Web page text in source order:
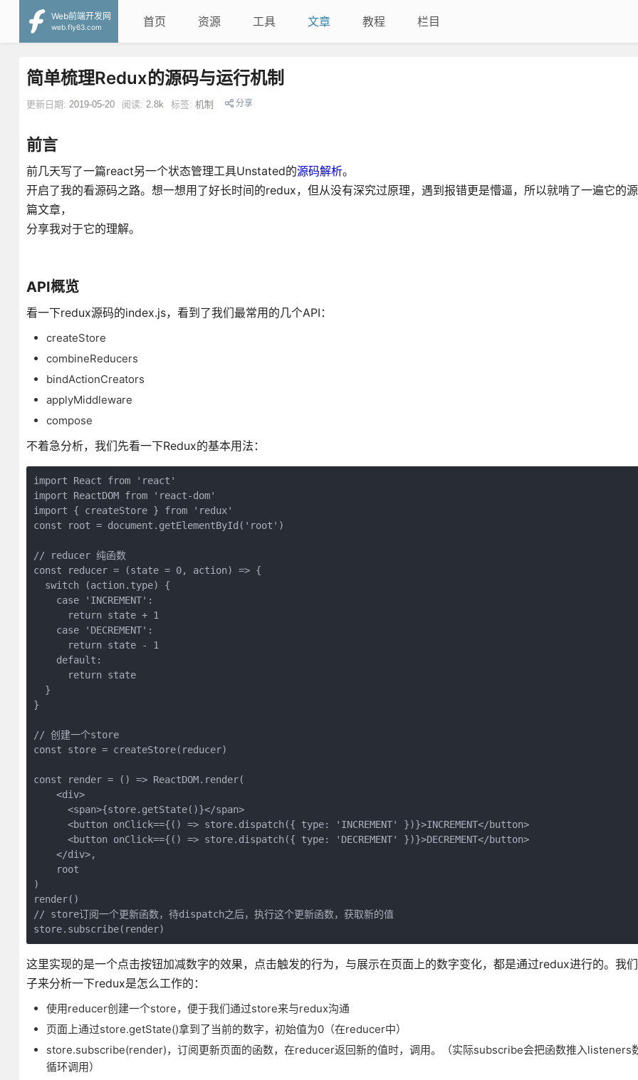
Web前端开发网
web.fly63.com
首页 资源 工具 文章 教程 栏目
简单梳理Redux的源码与运行机制
更新日期: 2019-05-20 阅读: 2.8k 标签: 机制 分享
前言
前几天写了一篇react另一个状态管理工具Unstated的源码解析。
开启了我的看源码之路。想一想用了好长时间的redux，但从没有深究过原理，遇到报错更是懵逼，所以就啃了一遍它的
篇文章，
分享我对于它的理解。
API概览
看一下redux源码的index.js，看到了我们最常用的几个API：
createStore
combineReducers
bindActionCreators
applyMiddleware
compose
不着急分析，我们先看一下Redux的基本用法：
import React from 'react'
import ReactDOM from 'react-dom'
import { createStore } from 'redux'
const root = document.getElementById('root')
// reducer 纯函数
const reducer = (state = 0, action) => {
  switch (action.type) {
    case 'INCREMENT':
      return state + 1
    case 'DECREMENT':
      return state - 1
    default:
      return state
  }
}
// 创建一个store
const store = createStore(reducer)
const render = () => ReactDOM.render(
    <div>
      <span>{store.getState()}</span>
      <button onClick=={() => store.dispatch({ type: 'INCREMENT' })}>INCREMENT</button>
      <button onClick=={() => store.dispatch({ type: 'DECREMENT' })}>DECREMENT</button>
    </div>,
    root
)
render()
// store订阅一个更新函数，待dispatch之后，执行这个更新函数，获取新的值
store.subscribe(render)
这里实现的是一个点击按钮加减数字的效果，点击触发的行为，与展示在页面上的数字变化，都是通过redux进行的。我
子来分析一下redux是怎么工作的：
使用reducer创建一个store，便于我们通过store来与redux沟通
页面上通过store.getState()拿到了当前的数字，初始值为0（在reducer中）
store.subscribe(render)，订阅更新页面的函数，在reducer返回新的值时，调用。（实际subscribe会把函数推入listeners
循环调用）